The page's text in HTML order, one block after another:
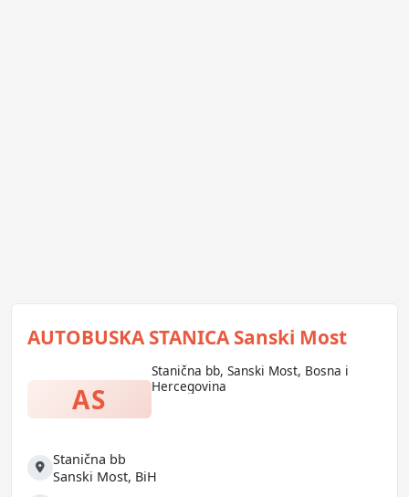
AUTOBUSKA STANICA Sanski Most
AS
Stanična bb, Sanski Most, Bosna i
Hercegovina
Adresa
Stanična bb
Sanski Most, BiH